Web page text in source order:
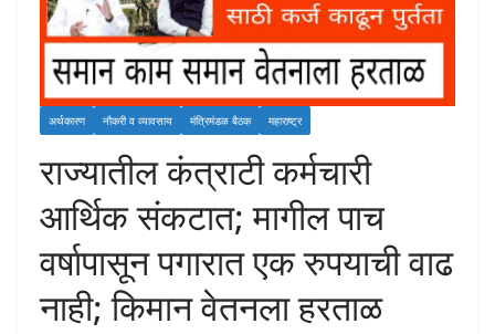
अर्थकारण नौकरी व व्यावसाय मंत्रिमंडळ बैठक महाराष्ट्र
राज्यातील कंत्राटी कर्मचारी
आर्थिक संकटात; मागील पाच
वर्षापासून पगारात एक रुपयाची वाढ
नाही; किमान वेतनला हरताळ